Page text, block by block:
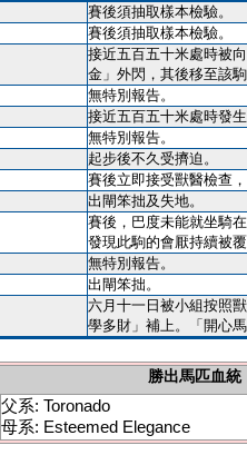
賽後須抽取樣本檢驗。
賽後須抽取樣本檢驗。
接近五百五十米處時被
金」外閃，其後移至該
無特別報告。
接近五百五十米處時發
無特別報告。
起步後不久受擠迫。
賽後立即接受獸醫檢查
出閘笨拙及失地。
賽後，巴度未能就坐騎
發現此駒的會厭持續被
無特別報告。
出閘笨拙。
六月十一日被小組按照
學多財」補上。「開心
勝出馬匹血統
父系: Toronado
母系: Esteemed Elegance